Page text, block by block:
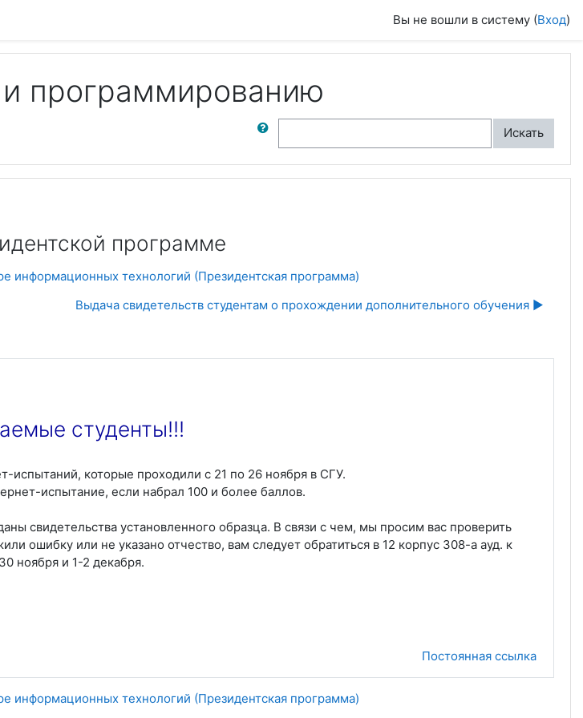
Вы не вошли в систему (Вход)
программированию
Поиск по форумам
Искать
программе
информационных технологий (Президентская программа)
Выдача свидетельств студентам о прохождении дополнительного обучения ▶︎
студенты!!!
испытаний, которые проходили с 21 по 26 ноября в СГУ.
испытание, если набрал 100 и более баллов.
свидетельства установленного образца. В связи с чем, мы просим вас проверить
ошибку или не указано отчество, вам следует обратиться в 12 корпус 308-а ауд. к
ноября и 1-2 декабря.
Постоянная ссылка
информационных технологий (Президентская программа)